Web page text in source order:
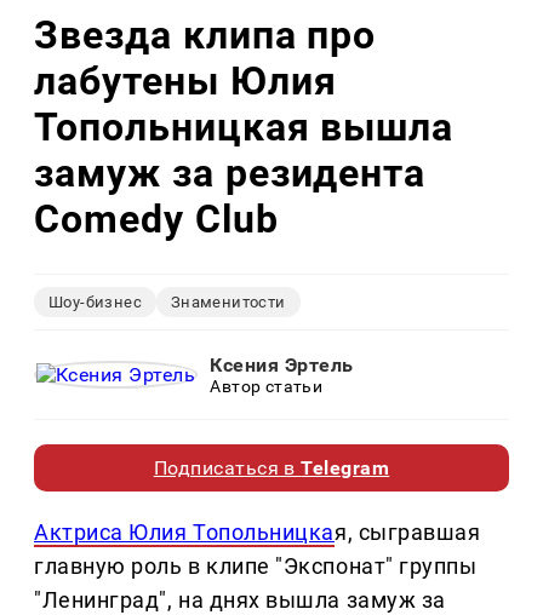
Звезда клипа про
лабутены Юлия
Топольницкая вышла
замуж за резидента
Comedy Club
Шоу-бизнес Знаменитости
Ксения Эртель
Автор статьи
Подписаться вTelegram
Актриса Юлия Топольницкая, сыгравшая
главную роль в клипе "Экспонат" группы
"Ленинград", на днях вышла замуж за